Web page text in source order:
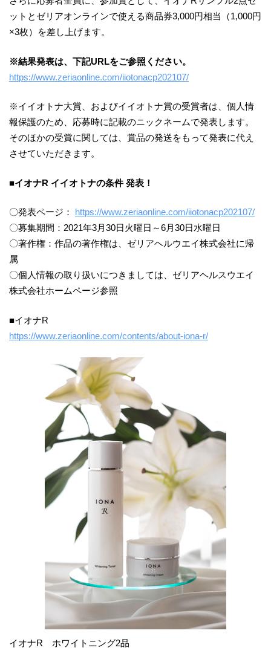
ットとゼリアオンラインで使える商品券3,000円相当（1,000円
×3枚）を差し上げます。
※結果発表は、下記URLをご参照ください。
https://www.zeriaonline.com/iiotonacp202107/
※イイオトナ大賞、およびイイオトナ賞の受賞者は、個人情
報保護のため、応募時に記載のニックネームで発表します。
そのほかの受賞に関しては、賞品の発送をもって発表に代え
させていただきます。
■イオナR イイオトナの条件 発表！
〇発表ページ： https://www.zeriaonline.com/iiotonacp202107/
〇募集期間：2021年3月30日火曜日～6月30日水曜日
〇著作権：作品の著作権は、ゼリアヘルウエイ株式会社に帰
属
〇個人情報の取り扱いにつきましては、ゼリアヘルスウエイ
株式会社ホームページ参照
■イオナR
https://www.zeriaonline.com/contents/about-iona-r/
イオナR ホワイトニング2品